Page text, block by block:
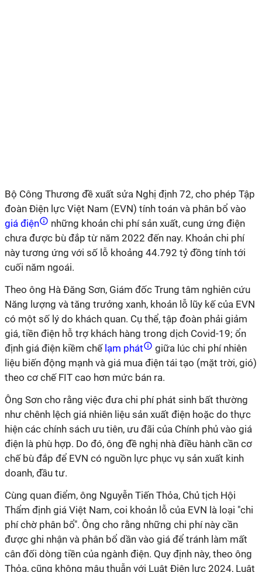
Bộ Công Thương đề xuất sửa Nghị định 72, cho phép Tập
đoàn Điện lực Việt Nam (EVN) tính toán và phân bổ vào
giá điện
những khoản chi phí sản xuất, cung ứng điện
chưa được bù đắp từ năm 2022 đến nay. Khoản chi phí
này tương ứng với số lỗ khoảng 44.792 tỷ đồng tính tới
cuối năm ngoái.
Theo ông Hà Đăng Sơn, Giám đốc Trung tâm nghiên cứu
Năng lượng và tăng trưởng xanh, khoản lỗ lũy kế của EVN
có một số lý do khách quan. Cụ thể, tập đoàn phải giảm
giá, tiền điện hỗ trợ khách hàng trong dịch Covid-19; ổn
định giá điện kiềm chếlạm phát
giữa lúc chi phí nhiên
liệu biến động mạnh và giá mua điện tái tạo (mặt trời, gió)
theo cơ chế FIT cao hơn mức bán ra.
Ông Sơn cho rằng việc đưa chi phí phát sinh bất thường
như chênh lệch giá nhiên liệu sản xuất điện hoặc do thực
hiện các chính sách ưu tiên, ưu đãi của Chính phủ vào giá
điện là phù hợp. Do đó, ông đề nghị nhà điều hành cần cơ
chế bù đắp để EVN có nguồn lực phục vụ sản xuất kinh
doanh, đầu tư.
Cùng quan điểm, ông Nguyễn Tiến Thỏa, Chủ tịch Hội
Thẩm định giá Việt Nam, coi khoản lỗ của EVN là loại "chi
phí chờ phân bổ". Ông cho rằng những chi phí này cần
được ghi nhận và phân bổ dần vào giá để tránh làm mất
cân đối dòng tiền của ngành điện. Quy định này, theo ông
Thỏa, cũng không mâu thuẫn với Luật Điện lực 2024, Luật